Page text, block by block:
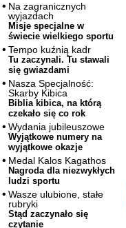
Na zagranicznych
wyjazdach
Misje specjalne w
świecie wielkiego sportu
Tempo kuźnią kadr
Tu zaczynali. Tu stawali
się gwiazdami
Nasza Specjalność:
Skarby Kibica
Biblia kibica, na którą
czekało się co rok
Wydania jubileuszowe
Wyjątkowe numery na
wyjątkowe okazje
Medal Kalos Kagathos
Nagroda dla niezwykłych
ludzi sportu
Wasze ulubione, stałe
rubryki
Stąd zaczynało się
czytanie